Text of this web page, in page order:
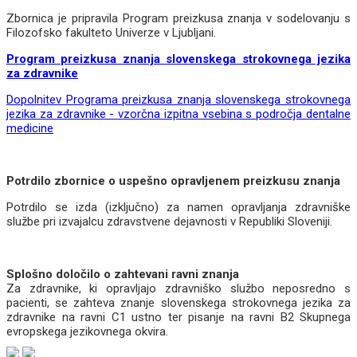
Zbornica je pripravila Program preizkusa znanja v sodelovanju s
Filozofsko fakulteto Univerze v Ljubljani.
Program preizkusa znanja slovenskega strokovnega jezika
za zdravnike
Dopolnitev Programa preizkusa znanja slovenskega strokovnega
jezika za zdravnike - vzorčna izpitna vsebina s področja dentalne
medicine
Potrdilo zbornice o uspešno opravljenem preizkusu znanja
Potrdilo se izda (izključno) za namen opravljanja zdravniške
službe pri izvajalcu zdravstvene dejavnosti v Republiki Sloveniji.
Splošno določilo o zahtevani ravni znanja
Za zdravnike, ki opravljajo zdravniško službo neposredno s
pacienti, se zahteva znanje slovenskega strokovnega jezika za
zdravnike na ravni C1 ustno ter pisanje na ravni B2 Skupnega
evropskega jezikovnega okvira.